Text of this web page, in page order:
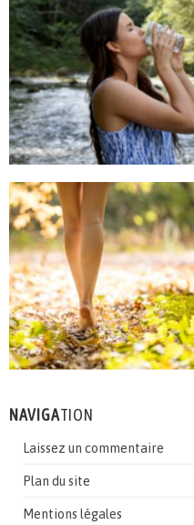
NAVIGATION
Laissez un commentaire
Plan du site
Mentions légales